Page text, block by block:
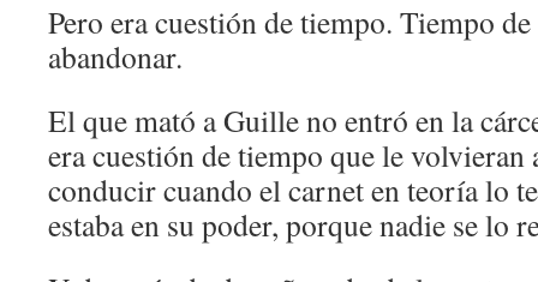
Pero era cuestión de tiempo. Tiempo
abandonar.
El que mató a Guille no entró en la
era cuestión de tiempo que le volvieran
conducir cuando el carnet en teoría lo
estaba en su poder, porque nadie se lo